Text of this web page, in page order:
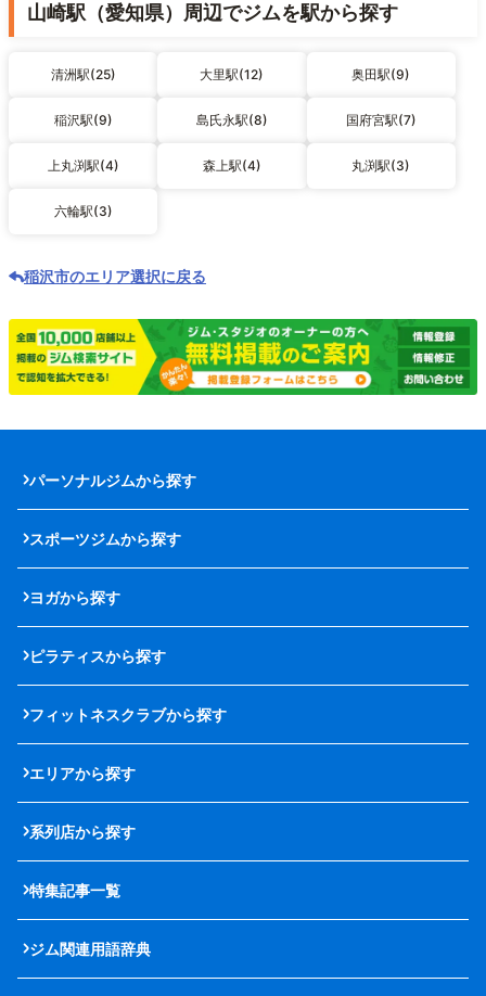
山崎駅（愛知県）周辺でジムを駅から探す
清洲駅(25) 大里駅(12) 奥田駅(9)
稲沢駅(9) 島氏永駅(8) 国府宮駅(7)
上丸渕駅(4) 森上駅(4) 丸渕駅(3)
六輪駅(3)
稲沢市のエリア選択に戻る
パーソナルジムから探す
スポーツジムから探す
ヨガから探す
ピラティスから探す
フィットネスクラブから探す
エリアから探す
系列店から探す
特集記事一覧
ジム関連用語辞典